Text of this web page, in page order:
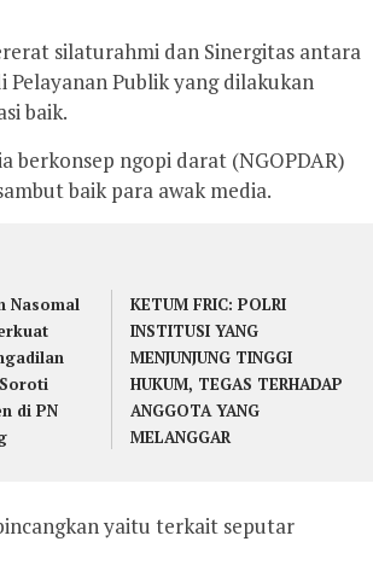
silaturahmi dan Sinergitas antara
Pelayanan Publik yang dilakukan
baik.
berkonsep ngopi darat (NGOPDAR)
baik para awak media.
Nasomal
di PN
KETUM FRIC: POLRI
INSTITUSI YANG
MENJUNJUNG TINGGI
HUKUM, TEGAS TERHADAP
ANGGOTA YANG
MELANGGAR
yaitu terkait seputar